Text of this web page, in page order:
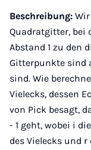
Beschreibung:
Quadratgitter, bei
Abstand 1 zu den
Gitterpunkte sind
sind. Wie
Vielecks, dessen
von Pick besagt,
- 1 geht, wobei i
des Vielecks und